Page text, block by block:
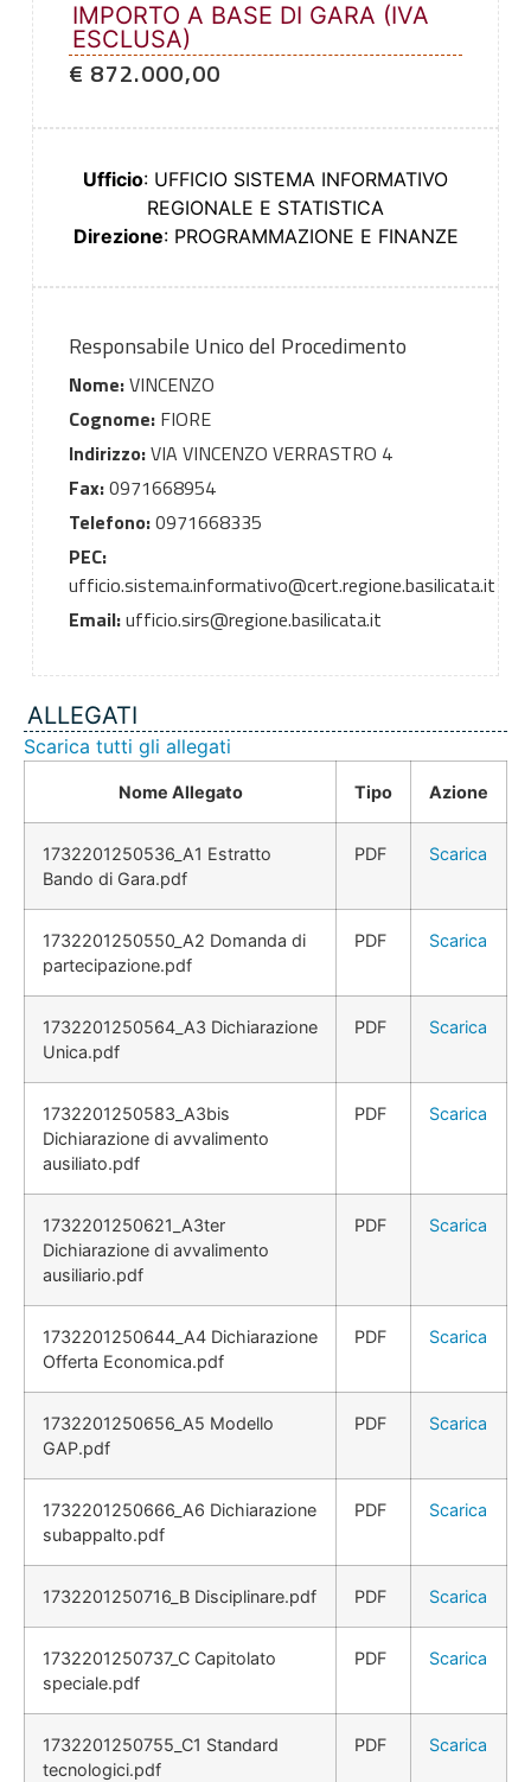
IMPORTO A BASE DI GARA (IVA
ESCLUSA)
€ 872.000,00
Ufficio: UFFICIO SISTEMA INFORMATIVO
REGIONALE E STATISTICA
Direzione: PROGRAMMAZIONE E FINANZE
Responsabile Unico del Procedimento
Nome:VINCENZO
Cognome:FIORE
Indirizzo:VIA VINCENZO VERRASTRO 4
Fax:0971668954
Telefono:0971668335
PEC:
ufficio.sistema.informativo@cert.regione.basilicata.it
Email:ufficio.sirs@regione.basilicata.it
ALLEGATI
Scarica tutti gli allegati
Nome Allegato Tipo Azione
1732201250536_A1 Estratto
Bando di Gara.pdf
PDF Scarica
1732201250550_A2 Domanda di
partecipazione.pdf
PDF Scarica
1732201250564_A3 Dichiarazione
Unica.pdf
PDF Scarica
1732201250583_A3bis
Dichiarazione di avvalimento
ausiliato.pdf
PDF Scarica
1732201250621_A3ter
Dichiarazione di avvalimento
ausiliario.pdf
PDF Scarica
1732201250644_A4 Dichiarazione
Offerta Economica.pdf
PDF Scarica
1732201250656_A5 Modello
GAP.pdf
PDF Scarica
1732201250666_A6 Dichiarazione
subappalto.pdf
PDF Scarica
1732201250716_B Disciplinare.pdf PDF Scarica
1732201250737_C Capitolato
speciale.pdf
PDF Scarica
1732201250755_C1 Standard
tecnologici.pdf
PDF Scarica